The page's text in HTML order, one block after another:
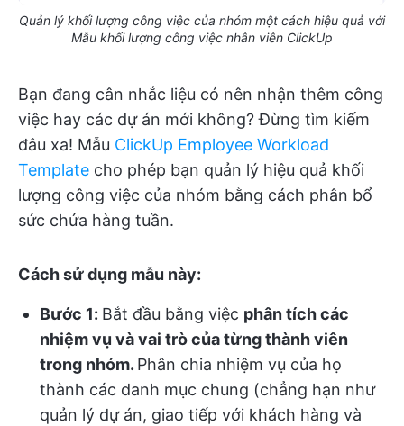
Quản lý khối lượng công việc của nhóm một cách hiệu quả với
Mẫu khối lượng công việc nhân viên ClickUp
Bạn đang cân nhắc liệu có nên nhận thêm công
việc hay các dự án mới không? Đừng tìm kiếm
đâu xa! Mẫu ClickUp Employee Workload
Template cho phép bạn quản lý hiệu quả khối
lượng công việc của nhóm bằng cách phân bổ
sức chứa hàng tuần.
Cách sử dụng mẫu này:
Bước 1: Bắt đầu bằng việc phân tích các
nhiệm vụ và vai trò của từng thành viên
trong nhóm. Phân chia nhiệm vụ của họ
thành các danh mục chung (chẳng hạn như
quản lý dự án, giao tiếp với khách hàng và